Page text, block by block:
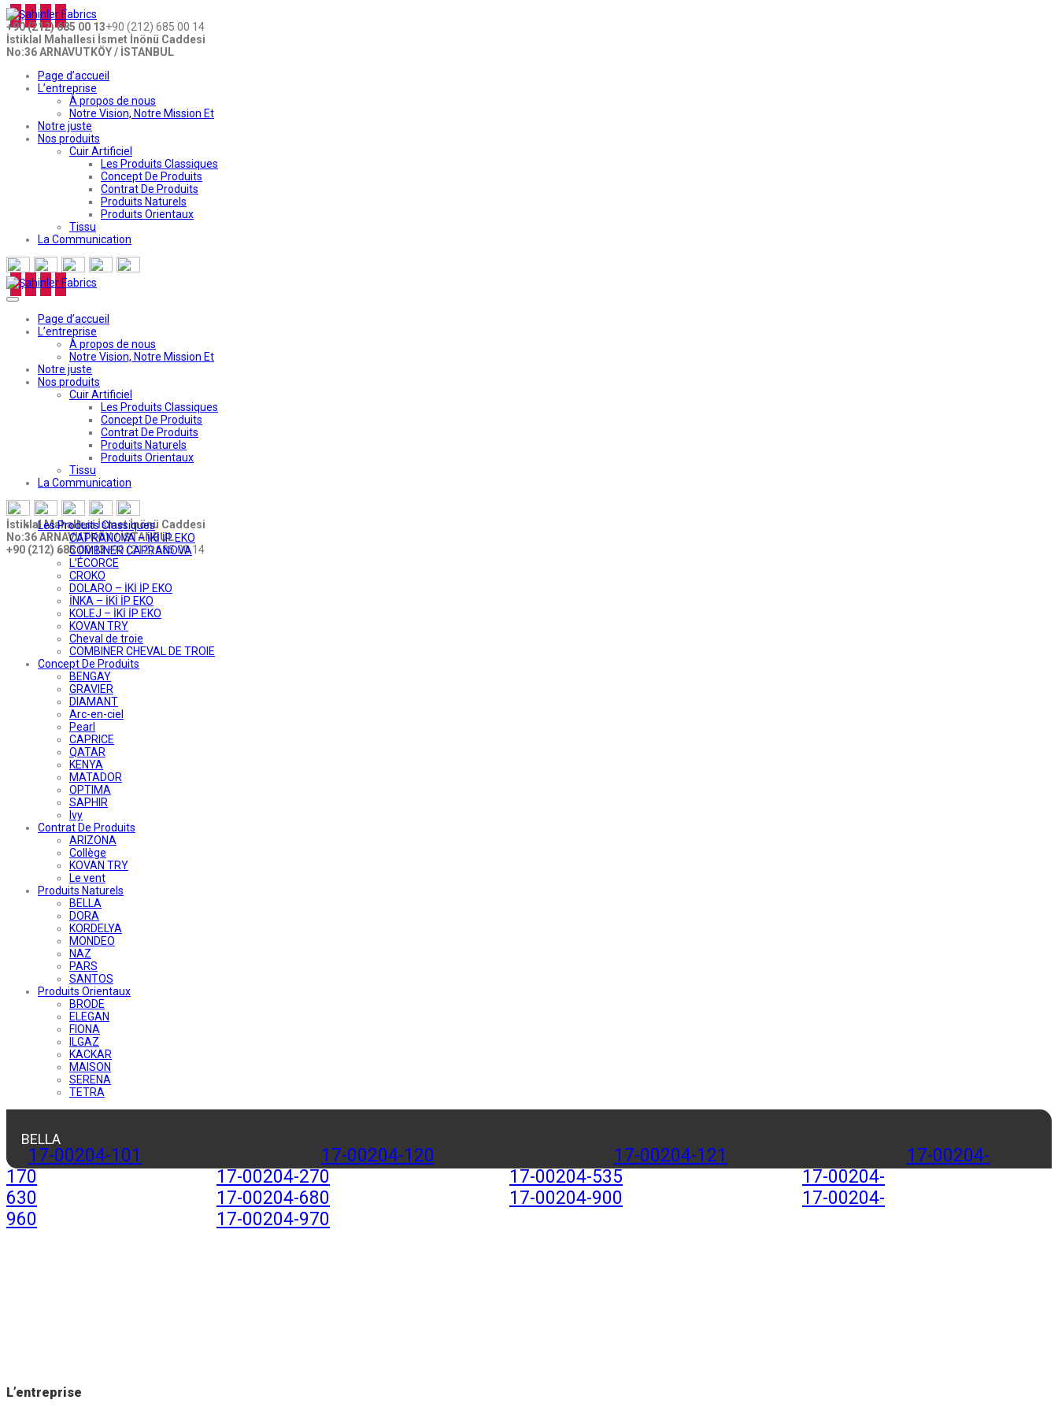
+90 (212) 685 00 13+90 (212) 685 00 14
İstiklal Mahallesi İsmet İnönü Caddesi
No:36 ARNAVUTKÖY / İSTANBUL
Page d’accueil
L’entreprise
À propos de nous
Notre Vision, Notre Mission Et
Notre juste
Nos produits
Cuir Artificiel
Les Produits Classiques
Concept De Produits
Contrat De Produits
Produits Naturels
Produits Orientaux
Tissu
La Communication
Page d’accueil
L’entreprise
À propos de nous
Notre Vision, Notre Mission Et
Notre juste
Nos produits
Cuir Artificiel
Les Produits Classiques
Concept De Produits
Contrat De Produits
Produits Naturels
Produits Orientaux
Tissu
La Communication
İstiklal Mahallesi İsmet İnönü Caddesi
No:36 ARNAVUTKÖY / İSTANBUL
+90 (212) 685 00 13+90 (212) 685 00 14
Les Produits Classiques
CAPRANOVA – İKİ İP EKO
COMBINER CAPRANOVA
L’ÉCORCE
CROKO
DOLARO – İKİ İP EKO
İNKA – İKİ İP EKO
KOLEJ – İKİ İP EKO
KOVAN TRY
Cheval de troie
COMBINER CHEVAL DE TROIE
Concept De Produits
BENGAY
GRAVIER
DIAMANT
Arc-en-ciel
Pearl
CAPRICE
QATAR
KENYA
MATADOR
OPTIMA
SAPHIR
Ivy
Contrat De Produits
ARIZONA
Collège
KOVAN TRY
Le vent
Produits Naturels
BELLA
DORA
KORDELYA
MONDEO
NAZ
PARS
SANTOS
Produits Orientaux
BRODE
ELEGAN
FIONA
ILGAZ
KACKAR
MAISON
SERENA
TETRA
BELLA
17-00204-101 17-00204-120 17-00204-121
17-00204-
170
17-00204-270 17-00204-535
17-00204-
630
17-00204-680 17-00204-900
17-00204-
960
17-00204-970
L’entreprise